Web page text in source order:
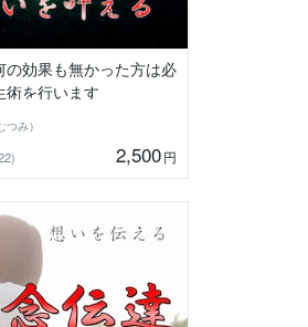
の効果も無かった方は必
術を行います
つみ）
2,500円